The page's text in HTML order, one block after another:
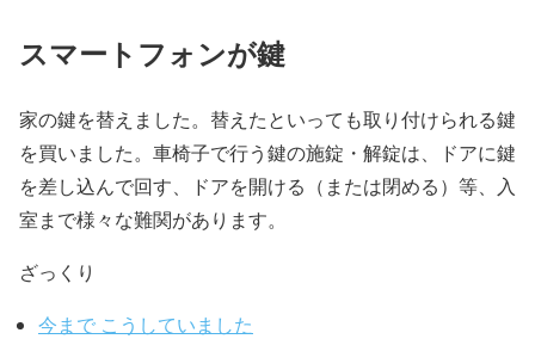
スマートフォンが鍵
家の鍵を替えました。替えたといっても取り付けられる鍵
を買いました。 車椅子で行う鍵の施錠・解錠は、ドアに鍵
を差し込んで回す、ドアを開ける（または閉める）等、 入
室まで様々な難関があります。
ざっくり
今まで こうしていました